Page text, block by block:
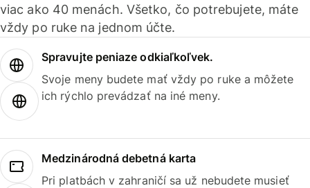
viac ako 40 menách. Všetko, čo potrebujete, máte
vždy po ruke na jednom účte.
Spravujte peniaze odkiaľkoľvek.
Svoje meny budete mať vždy po ruke a môžete
ich rýchlo prevádzať na iné meny.
Medzinárodná debetná karta
Pri platbách v zahraničí sa už nebudete musieť